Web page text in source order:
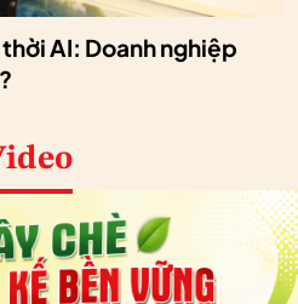
AI: Doanh nghiệp